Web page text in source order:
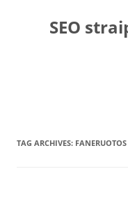
contentSEO
TAG ARCHIVES: